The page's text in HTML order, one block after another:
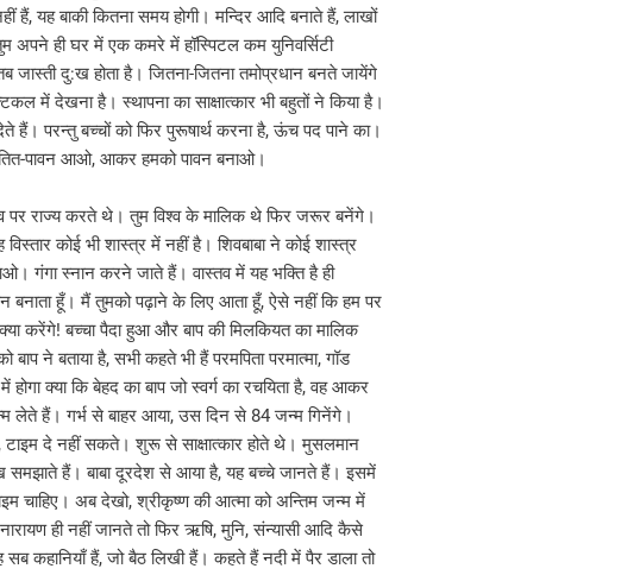
यह बाकी कितना समय होगी। मन्दिर आदि बनाते हैं, लाखों
ही घर में एक कमरे में हॉस्पिटल कम युनिवर्सिटी
दु:ख होता है। जितना-जितना तमोप्रधान बनते जायेंगे
में देखना है। स्थापना का साक्षात्कार भी बहुतों ने किया है।
हैं। परन्तु बच्चों को फिर पुरूषार्थ करना है, ऊंच पद पाने का।
पावन आओ, आकर हमको पावन बनाओ।
पर राज्य करते थे। तुम विश्व के मालिक थे फिर जरूर बनेंगे।
कोई भी शास्त्र में नहीं है। शिवबाबा ने कोई शास्त्र
गंगा स्नान करने जाते हैं। वास्तव में यह भक्ति है ही
बनाता हूँ। मैं तुमको पढ़ाने के लिए आता हूँ, ऐसे नहीं कि हम पर
करेंगे! बच्चा पैदा हुआ और बाप की मिलकियत का मालिक
ने बताया है, सभी कहते भी हैं परमपिता परमात्मा, गॉड
क्या कि बेहद का बाप जो स्वर्ग का रचयिता है, वह आकर
लेते हैं। गर्भ से बाहर आया, उस दिन से 84 जन्म गिनेंगे।
टाइम दे नहीं सकते। शुरू से साक्षात्कार होते थे। मुसलमान
समझाते हैं। बाबा दूरदेश से आया है, यह बच्चे जानते हैं। इसमें
चाहिए। अब देखो, श्रीकृष्ण की आत्मा को अन्तिम जन्म में
ही नहीं जानते तो फिर ऋषि, मुनि, संन्यासी आदि कैसे
कहानियाँ हैं, जो बैठ लिखी हैं। कहते हैं नदी में पैर डाला तो